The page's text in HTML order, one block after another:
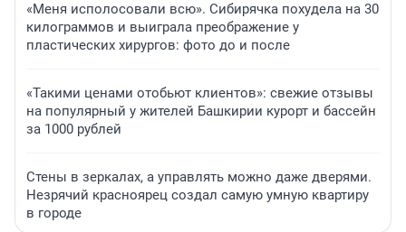
«Меня исполосовали всю». Сибирячка похудела на 30
килограммов и выиграла преображение у
пластических хирургов: фото до и после
«Такими ценами отобьют клиентов»: свежие отзывы
на популярный у жителей Башкирии курорт и бассейн
за 1000 рублей
Стены в зеркалах, а управлять можно даже дверями.
Незрячий красноярец создал самую умную квартиру
в городе